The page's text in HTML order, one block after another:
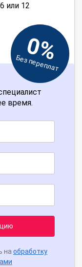
или 12
0%
Без переплат
время.
на обработку